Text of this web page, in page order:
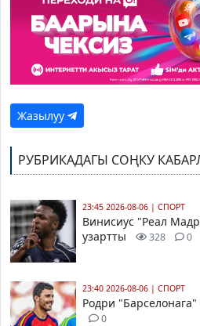
Жазылуу
РУБРИКАДАГЫ СОҢКУ
23:45 2026-08-06 | СПОРТ
Винисиус "Реал
узартты
328 0
23:40 2026-08-06 | СПОРТ
Родри
0